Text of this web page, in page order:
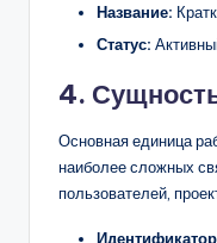
Название:
Статус:
4.
Основная единица
наиболее сложных
пользователей,